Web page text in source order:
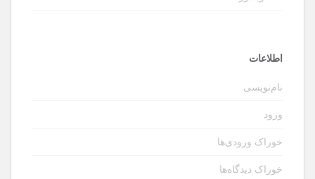
اطلاعات
نام‌نویسی
ورود
خوراک ورودی‌ها
خوراک دیدگاه‌ها